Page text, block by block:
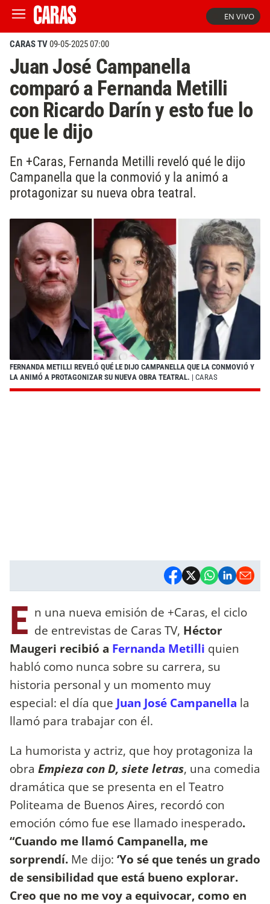
EN VIVO
CARAS TV09-05-2025 07:00
Juan José Campanella
comparó a Fernanda Metilli
con Ricardo Darín y esto fue lo
que le dijo
En +Caras, Fernanda Metilli reveló qué le dijo
Campanella que la conmovió y la animó a
protagonizar su nueva obra teatral.
FERNANDA METILLI REVELÓ QUÉ LE DIJO CAMPANELLA QUE LA CONMOVIÓ Y
LA ANIMÓ A PROTAGONIZAR SU NUEVA OBRA TEATRAL. | CARAS
E n una nueva emisión de +Caras, el ciclo
de entrevistas de Caras TV, Héctor
Maugeri recibió a Fernanda Metilli quien
habló como nunca sobre su carrera, su
historia personal y un momento muy
especial: el día que Juan José Campanella la
llamó para trabajar con él.
La humorista y actriz, que hoy protagoniza la
obra Empieza con D, siete letras, una comedia
dramática que se presenta en el Teatro
Politeama de Buenos Aires, recordó con
emoción cómo fue ese llamado inesperado.
“Cuando me llamó Campanella, me
sorprendí. Me dijo: ‘Yo sé que tenés un grado
de sensibilidad que está bueno explorar.
Creo que no me voy a equivocar, como en